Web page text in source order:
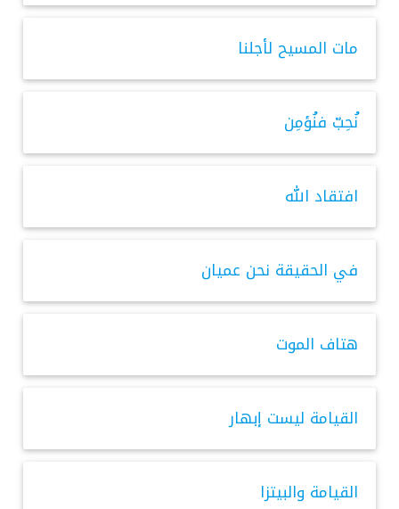
مات المسيح لأجلنا
نُحِبّ فنُؤمِن
افتقاد الله
في الحقيقة نحن عميان
هتاف الموت
القيامة ليست إبهار
القيامة والبيتزا